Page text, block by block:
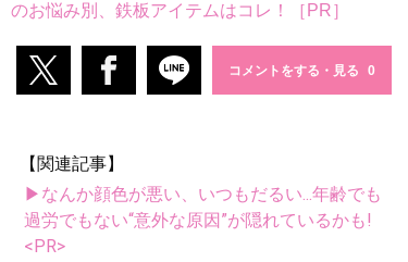
のお悩み別、鉄板アイテムはコレ！［PR］
コメントをする・見る
【関連記事】
▶なんか顔色が悪い、いつもだるい...年齢でも
過労でもない“意外な原因”が隠れているかも!
<PR>